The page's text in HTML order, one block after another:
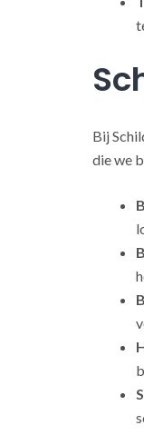
Bij
die we